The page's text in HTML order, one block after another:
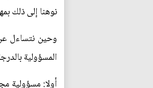
نوهنا إلى ذلك
وحين نتساءل
المسؤولية